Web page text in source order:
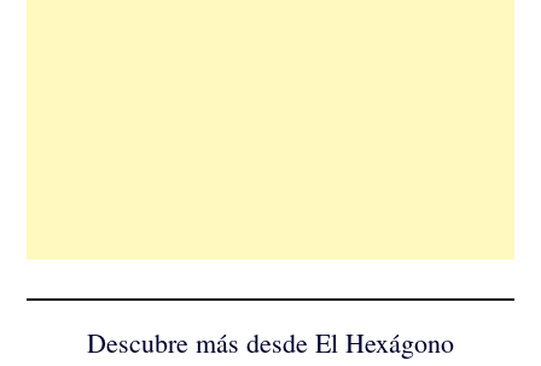
Descubre más desde El Hexágono